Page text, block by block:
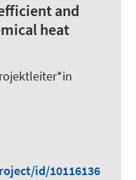
and
heat
id/10116136